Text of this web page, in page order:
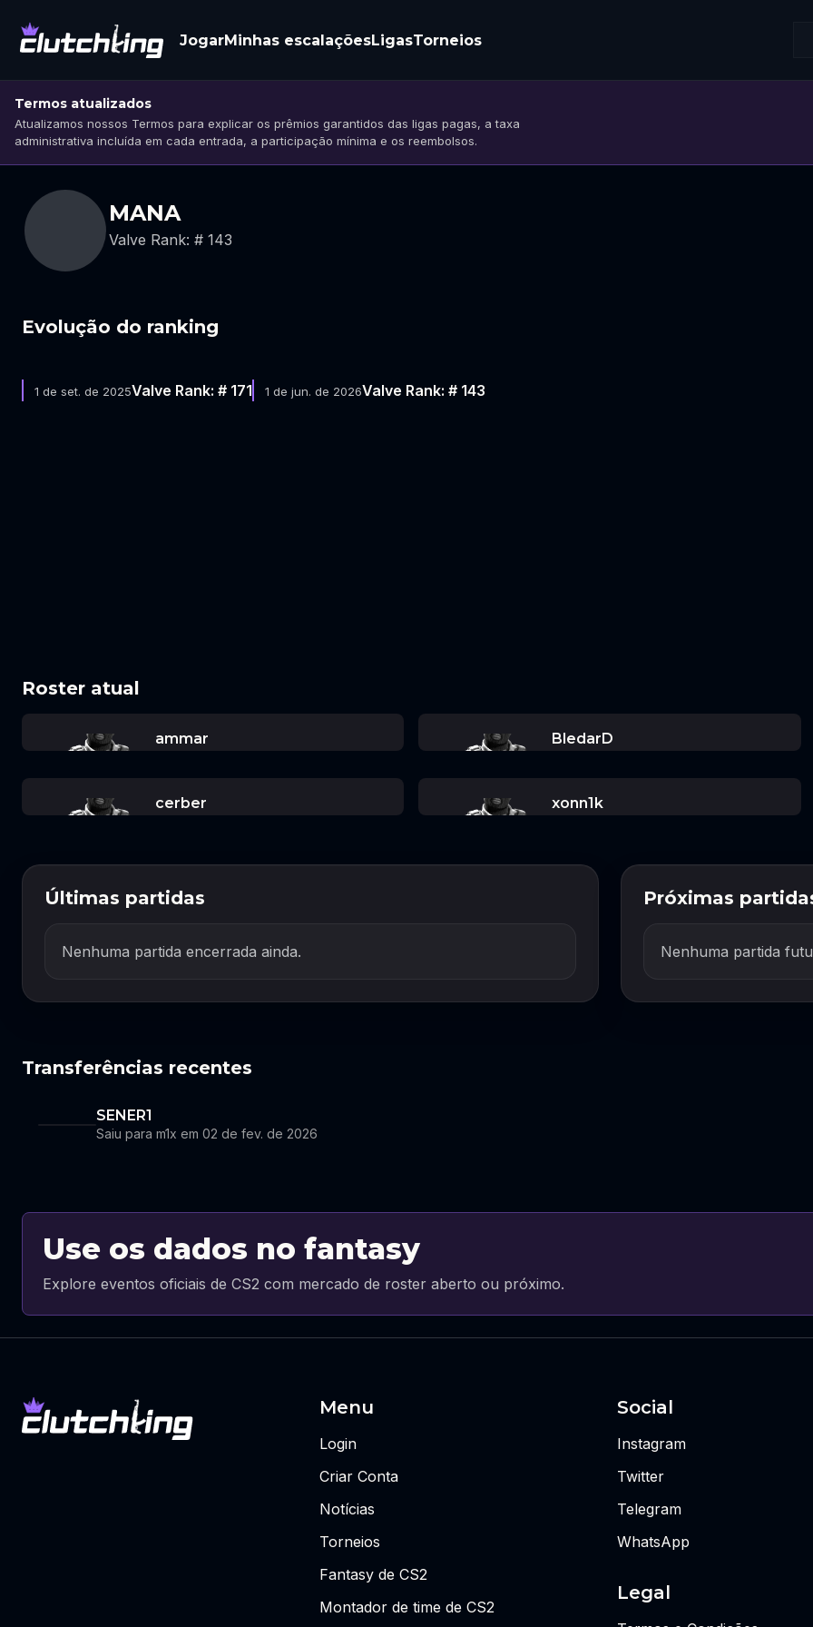
JogarMinhas escalaçõesLigasTorneios
Termos atualizados
Atualizamos nossos Termos para explicar os prêmios garantidos das ligas pagas, a taxa
administrativa incluída em cada entrada, a participação mínima e os reembolsos.
MANA
Valve Rank: # 143
Evolução do ranking
1 de set. de 2025Valve Rank: # 171 1 de jun. de 2026Valve Rank: # 143
Roster atual
ammar BledarD
cerber xonn1k
Últimas partidas
Nenhuma partida encerrada ainda.
Próximas
Nenhuma partida
Transferências recentes
SENER1
Saiu para m1x em 02 de fev. de 2026
Use os dados no fantasy
Explore eventos oficiais de CS2 com mercado de roster aberto ou próximo.
Menu
Login
Criar Conta
Notícias
Torneios
Fantasy de CS2
Montador de time de CS2
Social
Instagram
Twitter
Telegram
WhatsApp
Legal